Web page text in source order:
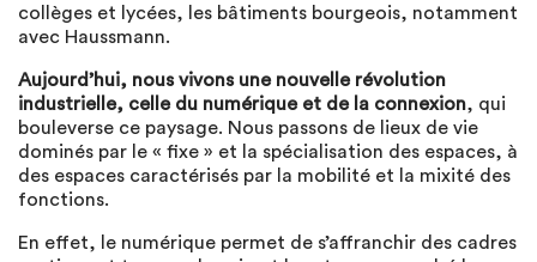
collèges et lycées, les bâtiments bourgeois, notamment
avec Haussmann.
Aujourd’hui, nous vivons une nouvelle révolution
industrielle, celle du numérique et de la connexion, qui
bouleverse ce paysage. Nous passons de lieux de vie
dominés par le « fixe » et la spécialisation des espaces, à
des espaces caractérisés par la mobilité et la mixité des
fonctions.
En effet, le numérique permet de s’affranchir des cadres